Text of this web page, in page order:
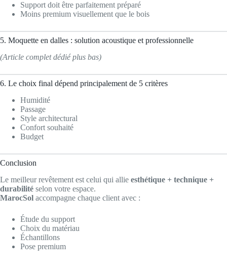
Support doit être parfaitement préparé
Moins premium visuellement que le bois
5. Moquette en dalles : solution acoustique et professionnelle
(Article complet dédié plus bas)
6. Le choix final dépend principalement de 5 critères
Humidité
Passage
Style architectural
Confort souhaité
Budget
Conclusion
Le meilleur revêtement est celui qui allie esthétique + technique +
durabilité selon votre espace.
MarocSol accompagne chaque client avec :
Étude du support
Choix du matériau
Échantillons
Pose premium